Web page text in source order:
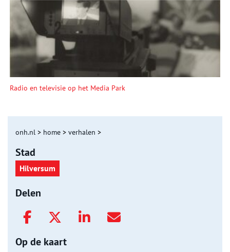
Radio en televisie op het Media Park
onh.nl > home > verhalen >
Stad
Hilversum
Delen
Op de kaart